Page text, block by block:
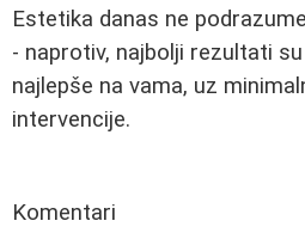
Estetika danas ne
- naprotiv, najbolji rezultati
najlepše na vama, uz
intervencije.
Komentari